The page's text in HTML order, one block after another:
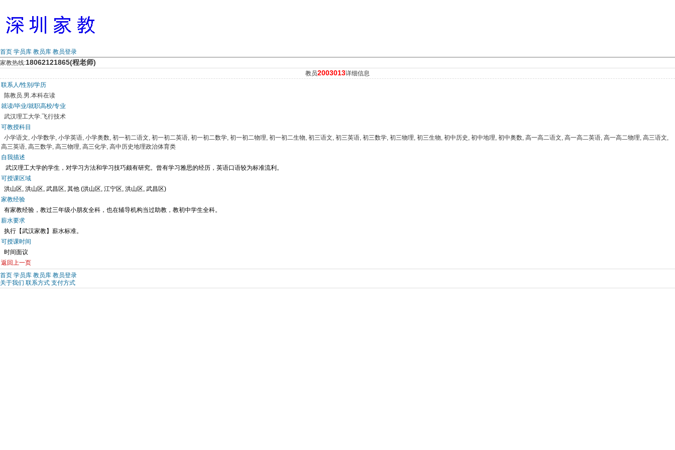
首页 学员库 教员库 教员登录
家教热线:18062121865(程老师)
教员2003013详细信息
联系人/性别/学历
陈教员.男.本科在读
就读/毕业/就职高校/专业
武汉理工大学.飞行技术
可教授科目
小学语文, 小学数学, 小学英语, 小学奥数, 初一初二语文, 初一初二英语, 初一初二数学, 初一初二物理, 初一初二生物, 初三语文, 初三英语, 初三数学, 初三物理, 初三生物, 初中历史, 初中地理, 初中奥数, 高一高二语文, 高一高二英语, 高一高二物理, 高三语文,
高三英语, 高三数学, 高三物理, 高三化学, 高中历史地理政治体育类
自我描述
武汉理工大学的学生，对学习方法和学习技巧颇有研究。曾有学习雅思的经历，英语口语较为标准流利。
可授课区域
洪山区, 洪山区, 武昌区, 其他 (洪山区, 江宁区, 洪山区, 武昌区)
家教经验
有家教经验，教过三年级小朋友全科，也在辅导机构当过助教，教初中学生全科。
薪水要求
执行【武汉家教】薪水标准。
可授课时间
时间面议
返回上一页
首页 学员库 教员库 教员登录
关于我们 联系方式 支付方式